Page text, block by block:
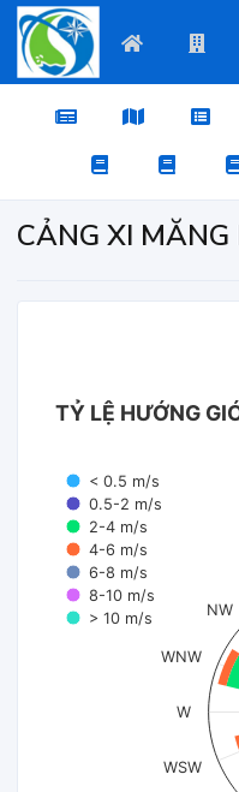
CẢNG XI MĂNG
TỶ LỆ HƯỚNG
< 0.5 m/s
0.5-2 m/s
2-4 m/s
4-6 m/s
6-8 m/s
8-10 m/s
> 10 m/s
WSW
W
WNW
NW